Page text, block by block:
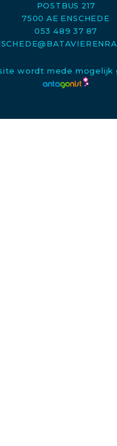
POSTBUS 217
7500 AE ENSCHEDE
053 489 37 87
wordt mede mogelijk